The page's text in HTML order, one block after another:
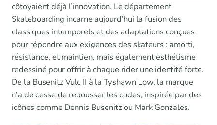
côtoyaient déjà l’innovation. Le département
Skateboarding incarne aujourd’hui la fusion des
classiques intemporels et des adaptations conçues
pour répondre aux exigences des skateurs : amorti,
résistance, et maintien, mais également esthétisme
redessiné pour offrir à chaque rider une identité forte.
De la Busenitz Vulc II à la Tyshawn Low, la marque
n’a de cesse de repousser les codes, inspirée par des
icônes comme Dennis Busenitz ou Mark Gonzales.